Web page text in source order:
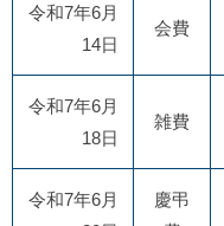
令和7年6月
14日
会費
令和7年6月
18日
雑費
令和7年6月
慶弔